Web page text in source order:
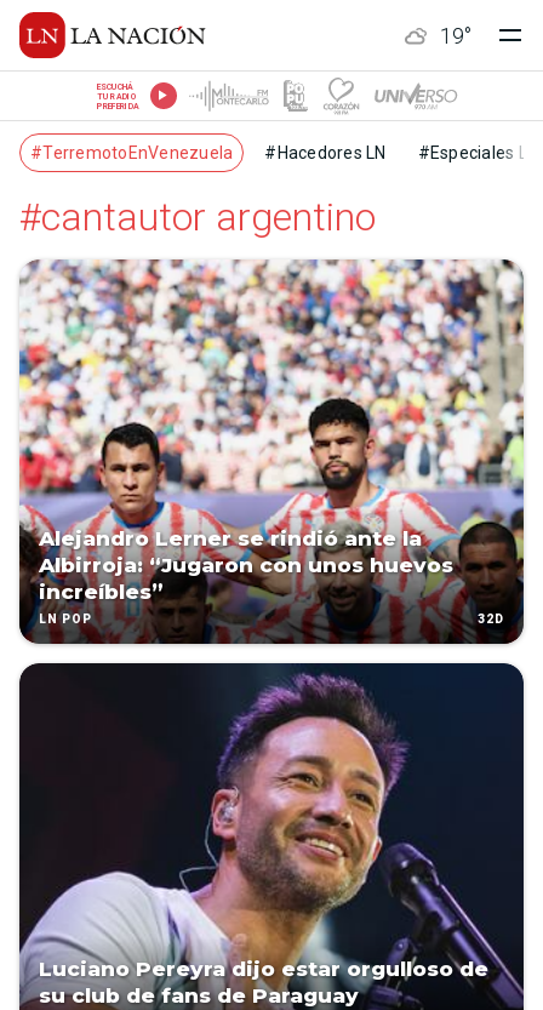
19°
ESCUCHÁ
TU RADIO
PREFERIDA
#TerremotoEnVenezuela #Hacedores LN #Especiales LN
#cantautor argentino
Alejandro Lerner se rindió ante la
Albirroja: “Jugaron con unos huevos
increíbles”
LN POP 32D
Luciano Pereyra dijo estar orgulloso de
su club de fans de Paraguay